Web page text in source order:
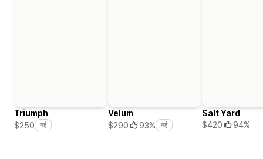
Triumph
$250
नई
Velum
$290
93% नई
Salt Yard
$420
94%